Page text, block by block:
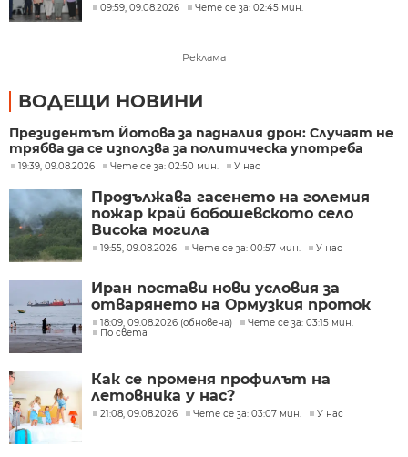
09:59, 09.08.2026 Чете се за: 02:45 мин.
Реклама
ВОДЕЩИ НОВИНИ
Президентът Йотова за падналия дрон: Случаят не
трябва да се използва за политическа употреба
19:39, 09.08.2026 Чете се за: 02:50 мин. У нас
Продължава гасенето на големия
пожар край бобошевското село
Висока могила
19:55, 09.08.2026 Чете се за: 00:57 мин. У нас
Иран постави нови условия за
отварянето на Ормузкия проток
18:09, 09.08.2026 (обновена)
Чете се за: 03:15 мин.
По света
Как се променя профилът на
летовника у нас?
21:08, 09.08.2026 Чете се за: 03:07 мин. У нас